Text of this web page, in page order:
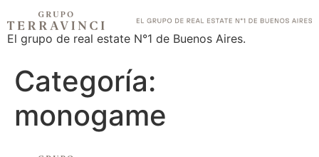
El grupo de real estate N°1 de Buenos Aires.
Categoría:
monogame